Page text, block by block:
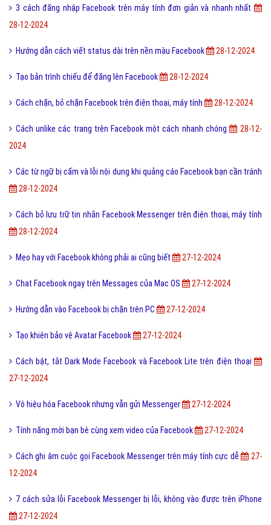
3 cách đăng nhập Facebook trên máy tính đơn giản và nhanh nhất
28-12-2024
Hướng dẫn cách viết status dài trên nền màu Facebook 28-12-2024
Tạo bản trình chiếu để đăng lên Facebook 28-12-2024
Cách chặn, bỏ chặn Facebook trên điện thoại, máy tính 28-12-2024
Cách unlike các trang trên Facebook một cách nhanh chóng
28-12-
2024
Các từ ngữ bị cấm và lỗi nội dung khi quảng cáo Facebook bạn cần tránh
28-12-2024
Cách bỏ lưu trữ tin nhắn Facebook Messenger trên điện thoại, máy tính
28-12-2024
Mẹo hay với Facebook không phải ai cũng biết 27-12-2024
Chat Facebook ngay trên Messages của Mac OS 27-12-2024
Hướng dẫn vào Facebook bị chặn trên PC 27-12-2024
Tạo khiên bảo vệ Avatar Facebook 27-12-2024
Cách bật, tắt Dark Mode Facebook và Facebook Lite trên điện thoại
27-12-2024
Vô hiệu hóa Facebook nhưng vẫn gửi Messenger 27-12-2024
Tính năng mời bạn bè cùng xem video của Facebook 27-12-2024
Cách ghi âm cuộc gọi Facebook Messenger trên máy tính cực dễ
27-
12-2024
7 cách sửa lỗi Facebook Messenger bị lỗi, không vào được trên iPhone
27-12-2024